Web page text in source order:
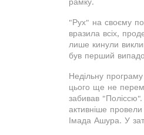
"Рух" на своєму
вразила всіх,
лише кинули
був перший
Недільну
цього ще не
забивав
активніше
Імада Ашура. У